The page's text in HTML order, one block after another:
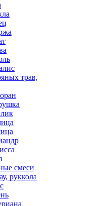
трав,
смеси
руккола